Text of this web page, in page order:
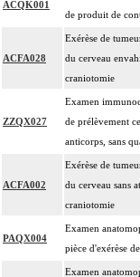
ACQK001
de produit de
ACFA028
Exérèse de
du cerveau
craniotomie
ZZQX027
Examen
de prélèvement
anticorps, sans
ACFA002
Exérèse de
du cerveau sans
craniotomie
PAQX004
Examen
pièce d'exérèse
Examen